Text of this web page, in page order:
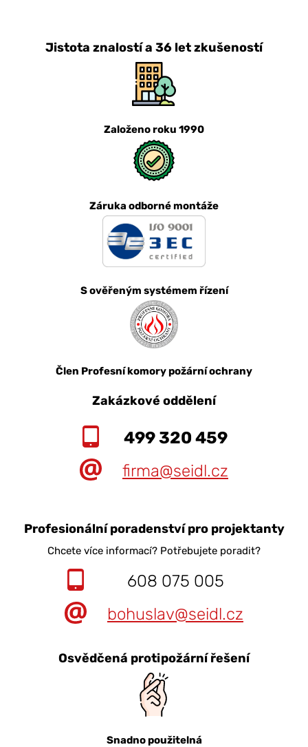
Jistota znalostí a 36 let zkušeností
Založeno roku 1990
Záruka odborné montáže
S ověřeným systémem řízení
Člen Profesní komory požární ochrany
Zakázkové oddělení
499 320 459
firma@seidl.cz
Profesionální poradenství pro projektanty
Chcete více informací? Potřebujete poradit?
608 075 005
bohuslav@seidl.cz
Osvědčená protipožární řešení
Snadno použitelná